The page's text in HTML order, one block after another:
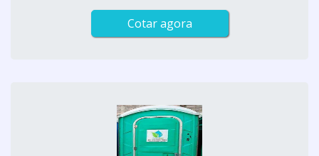
Cotar agora